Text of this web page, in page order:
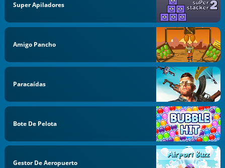
Super Apiladores
Amigo Pancho
Paracaídas
Bote De Pelota
Gestor De Aeropuerto